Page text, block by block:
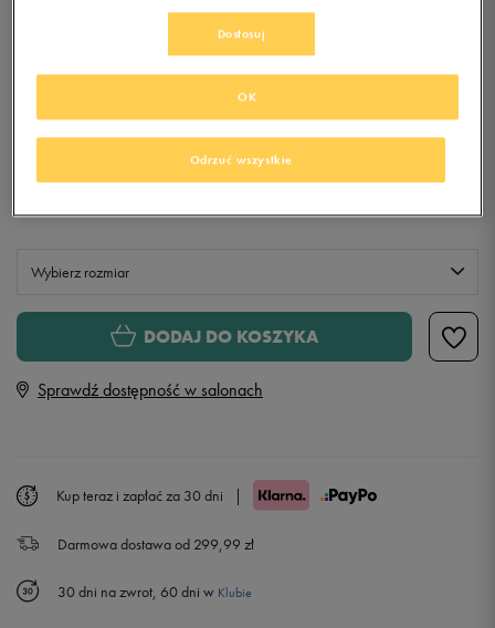
(cena bezpośrednio przed promocją)
KLUBIE 50 STYLE
Wybierz rozmiar
Rozmiary EU Rozmiary US
40
42
DODAJ DO KOSZYKA
Sprawdź dostępność w salonach
Kup teraz i zapłać za 30 dni |
Darmowa dostawa od 299,99 zł
30 dni na zwrot, 60 dni w Klubie
Dostosuj
Odrzuć wszystkie
OK